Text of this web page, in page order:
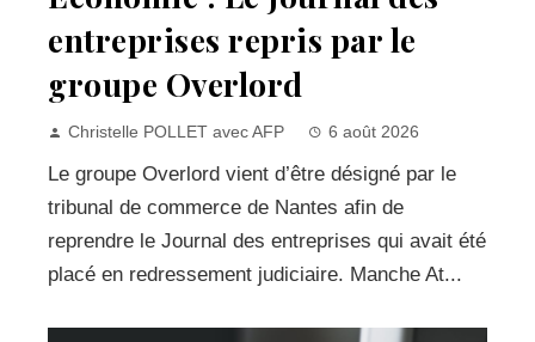
entreprises repris par le
groupe Overlord
Christelle POLLET avec AFP 6 août 2026
Le groupe Overlord vient d’être désigné par le
tribunal de commerce de Nantes afin de
reprendre le Journal des entreprises qui avait été
placé en redressement judiciaire. Manche At...